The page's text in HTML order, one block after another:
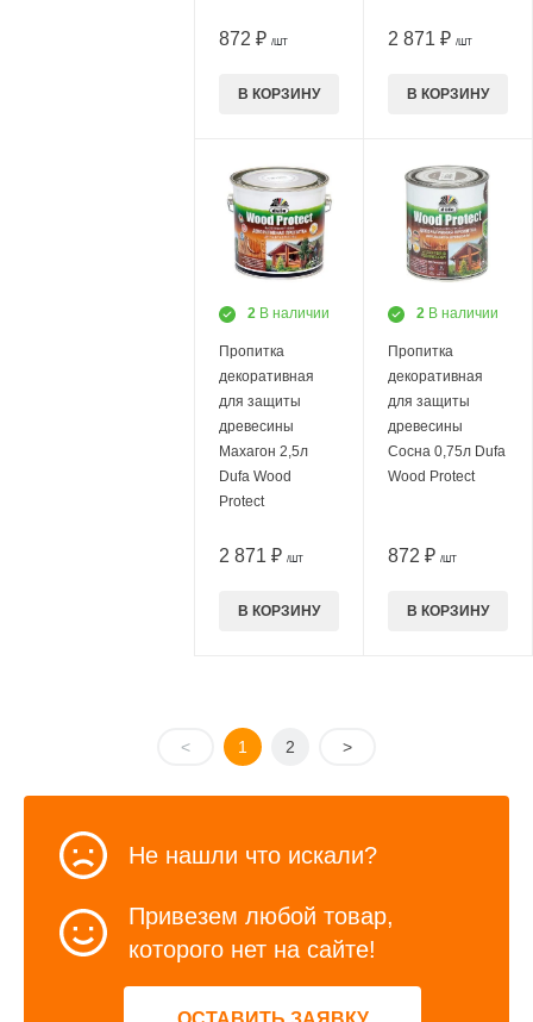
872 ₽ /ШТ
В КОРЗИНУ
2 871 ₽ /ШТ
В КОРЗИНУ
2 В наличии
Пропитка
декоративная
для защиты
древесины
Махагон 2,5л
Dufa Wood
Protect
2 871 ₽ /ШТ
В КОРЗИНУ
2 В наличии
Пропитка
декоративная
для защиты
древесины
Сосна 0,75л Dufa
Wood Protect
872 ₽ /ШТ
В КОРЗИНУ
< 1 2 >
Не нашли что искали?
Привезем любой товар,
которого нет на сайте!